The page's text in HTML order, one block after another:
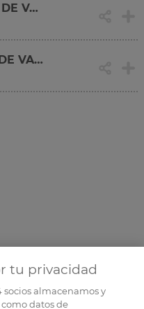
CL NUESTRA SEÑORA DE VALVERDE, 126
CL DE NTRA SEÑORA DE VALVERDE, 41
tu privacidad
socios almacenamos y
datos de